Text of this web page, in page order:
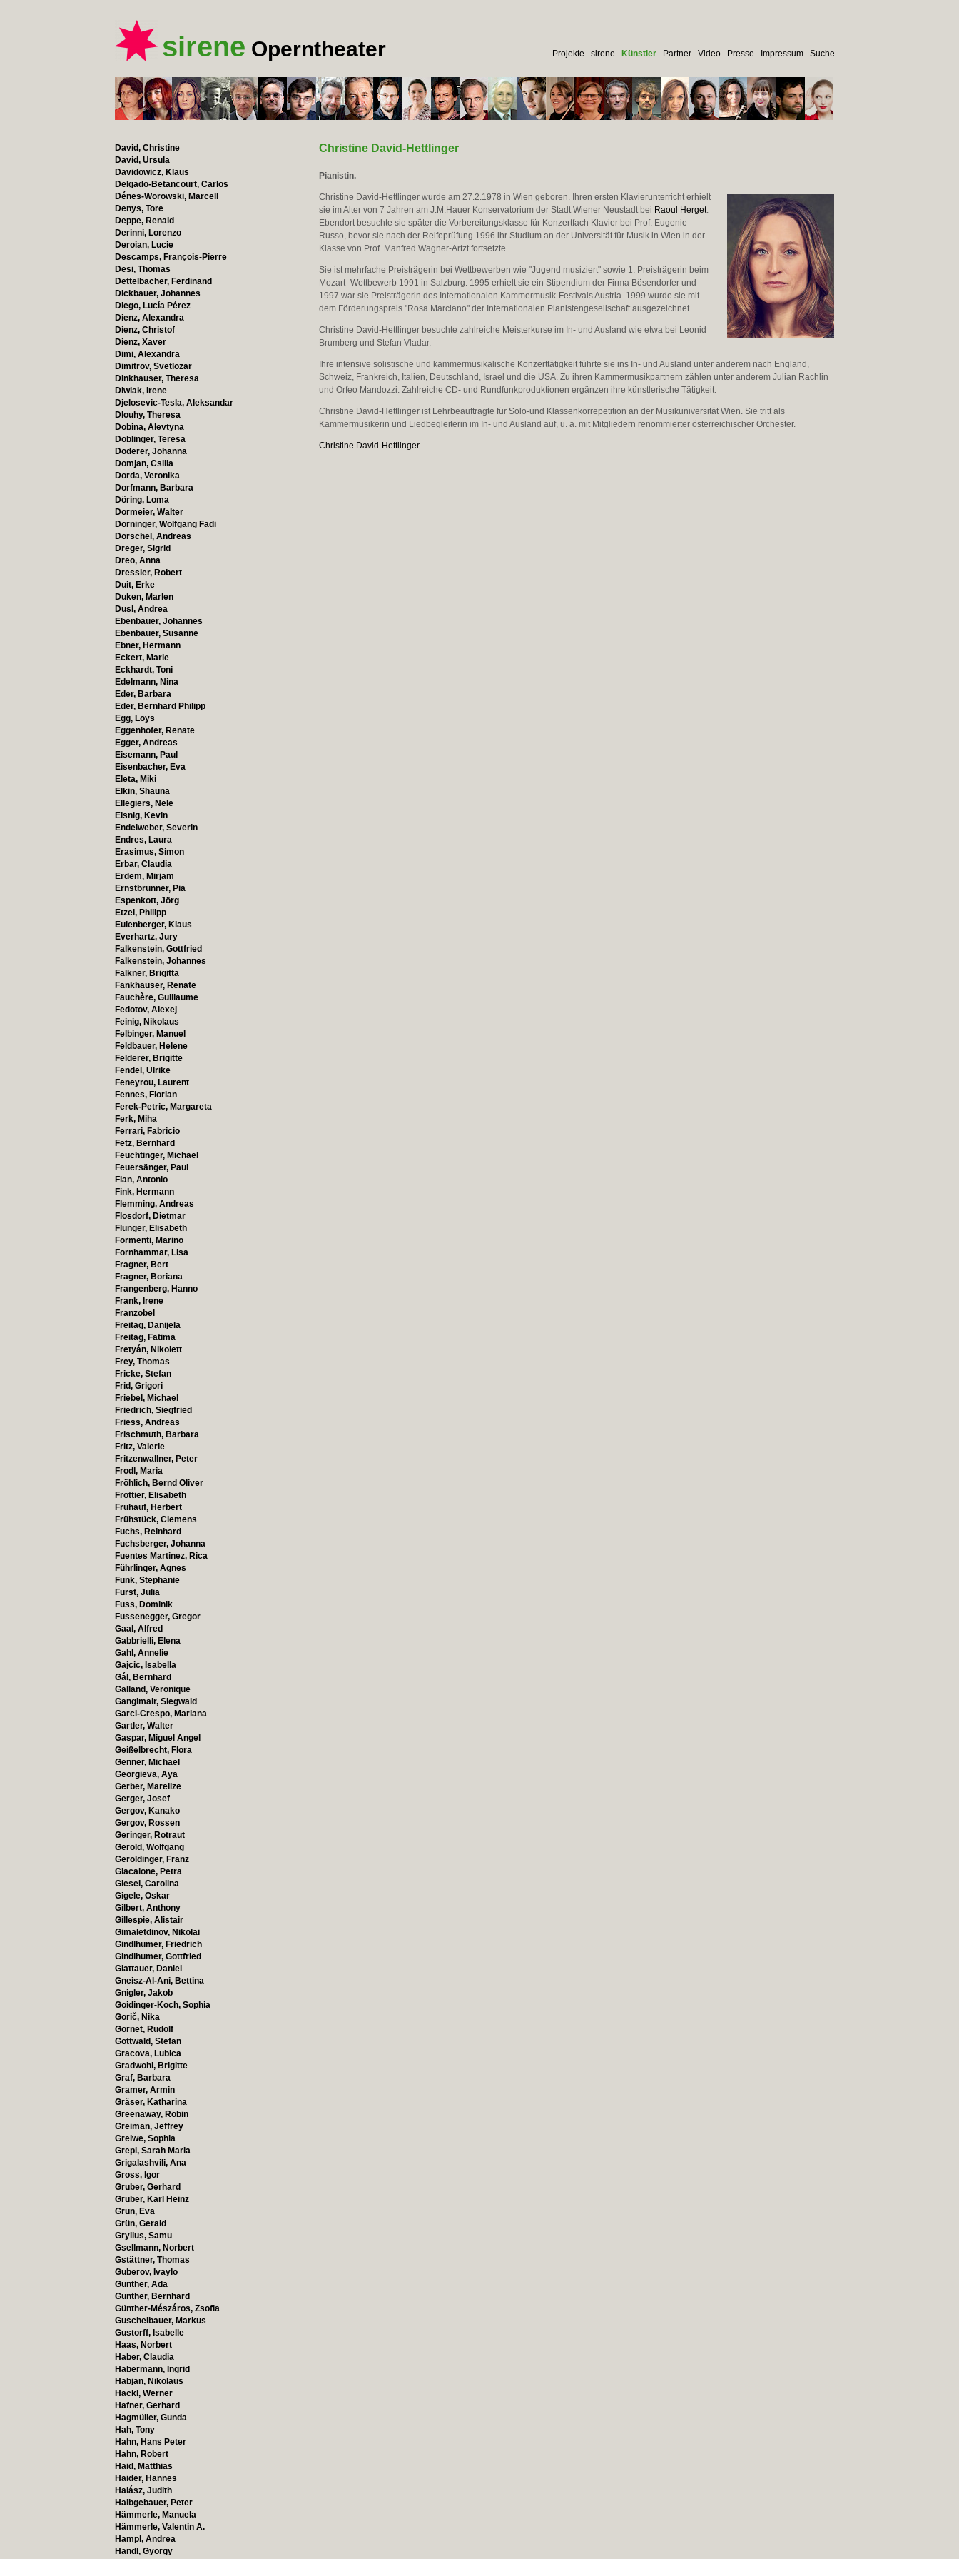
sirene Operntheater Projekte sirene Künstler Partner Video Presse Impressum Suche
David, Christine
David, Ursula
Davidowicz, Klaus
Delgado-Betancourt, Carlos
Dénes-Worowski, Marcell
Denys, Tore
Deppe, Renald
Derinni, Lorenzo
Deroian, Lucie
Descamps, François-Pierre
Desi, Thomas
Dettelbacher, Ferdinand
Dickbauer, Johannes
Diego, Lucía Pérez
Dienz, Alexandra
Dienz, Christof
Dienz, Xaver
Dimi, Alexandra
Dimitrov, Svetlozar
Dinkhauser, Theresa
Diwiak, Irene
Djelosevic-Tesla, Aleksandar
Dlouhy, Theresa
Dobina, Alevtyna
Doblinger, Teresa
Doderer, Johanna
Domjan, Csilla
Dorda, Veronika
Dorfmann, Barbara
Döring, Loma
Dormeier, Walter
Dorninger, Wolfgang Fadi
Dorschel, Andreas
Dreger, Sigrid
Dreo, Anna
Dressler, Robert
Duit, Erke
Duken, Marlen
Dusl, Andrea
Ebenbauer, Johannes
Ebenbauer, Susanne
Ebner, Hermann
Eckert, Marie
Eckhardt, Toni
Edelmann, Nina
Eder, Barbara
Eder, Bernhard Philipp
Egg, Loys
Eggenhofer, Renate
Egger, Andreas
Eisemann, Paul
Eisenbacher, Eva
Eleta, Miki
Elkin, Shauna
Ellegiers, Nele
Elsnig, Kevin
Endelweber, Severin
Endres, Laura
Erasimus, Simon
Erbar, Claudia
Erdem, Mirjam
Ernstbrunner, Pia
Espenkott, Jörg
Etzel, Philipp
Eulenberger, Klaus
Everhartz, Jury
Falkenstein, Gottfried
Falkenstein, Johannes
Falkner, Brigitta
Fankhauser, Renate
Fauchère, Guillaume
Fedotov, Alexej
Feinig, Nikolaus
Felbinger, Manuel
Feldbauer, Helene
Felderer, Brigitte
Fendel, Ulrike
Feneyrou, Laurent
Fennes, Florian
Ferek-Petric, Margareta
Ferk, Miha
Ferrari, Fabricio
Fetz, Bernhard
Feuchtinger, Michael
Feuersänger, Paul
Fian, Antonio
Fink, Hermann
Flemming, Andreas
Flosdorf, Dietmar
Flunger, Elisabeth
Formenti, Marino
Fornhammar, Lisa
Fragner, Bert
Fragner, Boriana
Frangenberg, Hanno
Frank, Irene
Franzobel
Freitag, Danijela
Freitag, Fatima
Fretyán, Nikolett
Frey, Thomas
Fricke, Stefan
Frid, Grigori
Friebel, Michael
Friedrich, Siegfried
Friess, Andreas
Frischmuth, Barbara
Fritz, Valerie
Fritzenwallner, Peter
Frodl, Maria
Fröhlich, Bernd Oliver
Frottier, Elisabeth
Frühauf, Herbert
Frühstück, Clemens
Fuchs, Reinhard
Fuchsberger, Johanna
Fuentes Martinez, Rica
Führlinger, Agnes
Funk, Stephanie
Fürst, Julia
Fuss, Dominik
Fussenegger, Gregor
Gaal, Alfred
Gabbrielli, Elena
Gahl, Annelie
Gajcic, Isabella
Gál, Bernhard
Galland, Veronique
Ganglmair, Siegwald
Garci-Crespo, Mariana
Gartler, Walter
Gaspar, Miguel Angel
Geißelbrecht, Flora
Genner, Michael
Georgieva, Aya
Gerber, Marelize
Gerger, Josef
Gergov, Kanako
Gergov, Rossen
Geringer, Rotraut
Gerold, Wolfgang
Geroldinger, Franz
Giacalone, Petra
Giesel, Carolina
Gigele, Oskar
Gilbert, Anthony
Gillespie, Alistair
Gimaletdinov, Nikolai
Gindlhumer, Friedrich
Gindlhumer, Gottfried
Glattauer, Daniel
Gneisz-Al-Ani, Bettina
Gnigler, Jakob
Goidinger-Koch, Sophia
Gorič, Nika
Görnet, Rudolf
Gottwald, Stefan
Gracova, Lubica
Gradwohl, Brigitte
Graf, Barbara
Gramer, Armin
Gräser, Katharina
Greenaway, Robin
Greiman, Jeffrey
Greiwe, Sophia
Grepl, Sarah Maria
Grigalashvili, Ana
Gross, Igor
Gruber, Gerhard
Gruber, Karl Heinz
Grün, Eva
Grün, Gerald
Gryllus, Samu
Gsellmann, Norbert
Gstättner, Thomas
Guberov, Ivaylo
Günther, Ada
Günther, Bernhard
Günther-Mészáros, Zsofia
Guschelbauer, Markus
Gustorff, Isabelle
Haas, Norbert
Haber, Claudia
Habermann, Ingrid
Habjan, Nikolaus
Hackl, Werner
Hafner, Gerhard
Hagmüller, Gunda
Hah, Tony
Hahn, Hans Peter
Hahn, Robert
Haid, Matthias
Haider, Hannes
Halász, Judith
Halbgebauer, Peter
Hämmerle, Manuela
Hämmerle, Valentin A.
Hampl, Andrea
Handl, György
Christine David-Hettlinger
Pianistin.
Christine David-Hettlinger wurde am 27.2.1978 in Wien geboren. Ihren ersten Klavierunterricht erhielt
sie im Alter von 7 Jahren am J.M.Hauer Konservatorium der Stadt Wiener Neustadt bei Raoul Herget.
Ebendort besuchte sie später die Vorbereitungsklasse für Konzertfach Klavier bei Prof. Eugenie
Russo, bevor sie nach der Reifeprüfung 1996 ihr Studium an der Universität für Musik in Wien in der
Klasse von Prof. Manfred Wagner-Artzt fortsetzte.
Sie ist mehrfache Preisträgerin bei Wettbewerben wie "Jugend musiziert" sowie 1. Preisträgerin beim
Mozart- Wettbewerb 1991 in Salzburg. 1995 erhielt sie ein Stipendium der Firma Bösendorfer und
1997 war sie Preisträgerin des Internationalen Kammermusik-Festivals Austria. 1999 wurde sie mit
dem Förderungspreis "Rosa Marciano" der Internationalen Pianistengesellschaft ausgezeichnet.
Christine David-Hettlinger besuchte zahlreiche Meisterkurse im In- und Ausland wie etwa bei Leonid
Brumberg und Stefan Vladar.
Ihre intensive solistische und kammermusikalische Konzerttätigkeit führte sie ins In- und Ausland unter anderem nach England,
Schweiz, Frankreich, Italien, Deutschland, Israel und die USA. Zu ihren Kammermusikpartnern zählen unter anderem Julian Rachlin
und Orfeo Mandozzi. Zahlreiche CD- und Rundfunkproduktionen ergänzen ihre künstlerische Tätigkeit.
Christine David-Hettlinger ist Lehrbeauftragte für Solo-und Klassenkorrepetition an der Musikuniversität Wien. Sie tritt als
Kammermusikerin und Liedbegleiterin im In- und Ausland auf, u. a. mit Mitgliedern renommierter österreichischer Orchester.
Christine David-Hettlinger